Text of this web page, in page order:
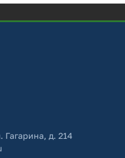
д. 214